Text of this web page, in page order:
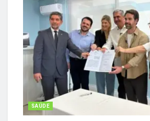
SAÚDE